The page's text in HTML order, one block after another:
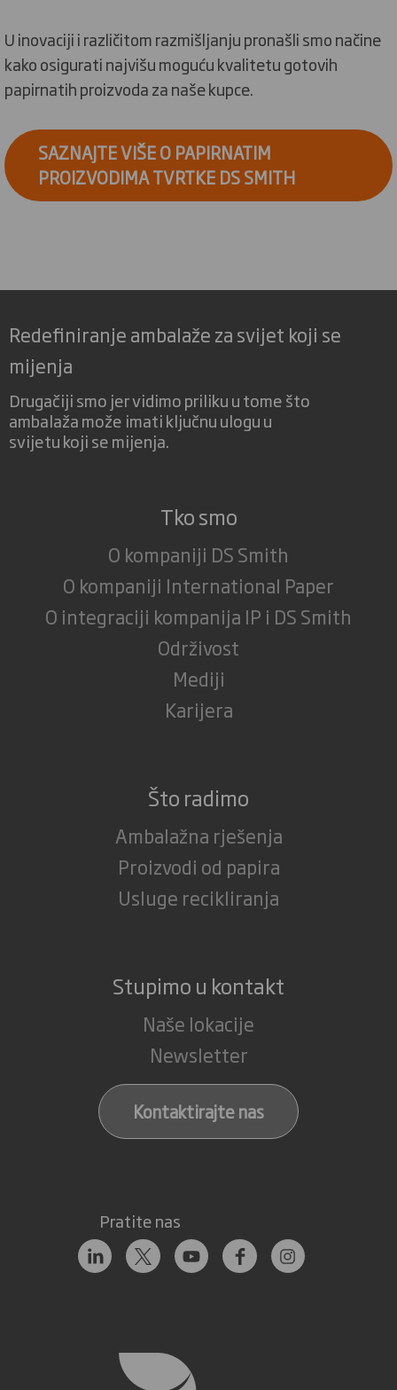
U inovaciji i različitom razmišljanju pronašli smo načine
kako osigurati najvišu moguću kvalitetu gotovih
papirnatih proizvoda za naše kupce.
SAZNAJTE VIŠE O PAPIRNATIM
PROIZVODIMA TVRTKE DS SMITH
Redefiniranje ambalaže za svijet koji se
mijenja
Drugačiji smo jer vidimo priliku u tome što
ambalaža može imati ključnu ulogu u
svijetu koji se mijenja.
Tko smo
O kompaniji DS Smith
O kompaniji International Paper
O integraciji kompanija IP i DS Smith
Održivost
Mediji
Karijera
Što radimo
Ambalažna rješenja
Proizvodi od papira
Usluge recikliranja
Stupimo u kontakt
Naše lokacije
Newsletter
Kontaktirajte nas
Pratite nas